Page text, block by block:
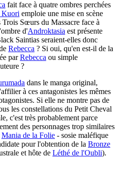
fait face à quatre ombres perchées
Kuori emploie une mise en scène
Sœurs du Massacre face à
d'Androktasia est présente
Saintias seraient-elles donc
Rebecca ? Si oui, qu'en est-il de la
parRebecca ou simple
?
dans le manga original,
à ces antagonistes les mêmes
Si elle ne montre pas de
les constellations du Petit Cheval
c'est très probablement parce
des personnages trop similaires
Mania de la Folie - sosie maléfique
pour l'obtention de la Bronze
et hôte de Léthé de l'Oubli).